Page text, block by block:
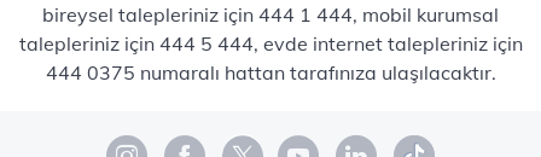
bireysel talepleriniz için 444 1 444, mobil kurumsal
talepleriniz için 444 5 444, evde internet talepleriniz için
444 0375 numaralı hattan tarafınıza ulaşılacaktır.